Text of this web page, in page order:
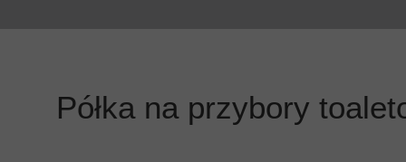
Półka na przybory